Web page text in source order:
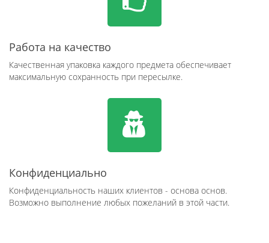
Работа на качество
Качественная упаковка каждого предмета обеспечивает
максимальную сохранность при пересылке.
Конфиденциально
Конфиденциальность наших клиентов - основа основ.
Возможно выполнение любых пожеланий в этой части.